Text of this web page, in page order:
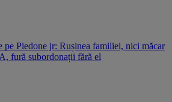
pe Piedone jr: Rușinea familiei, nici măcar
fură subordonații fără el